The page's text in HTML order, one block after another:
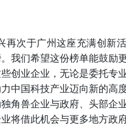
再次于广州这座充满创新
我们希望这份榜单能鼓励
创业企业，无论是委托专
中国科技产业迈向新的高
角兽企业与政府、头部企
将借此机会与更多地方政